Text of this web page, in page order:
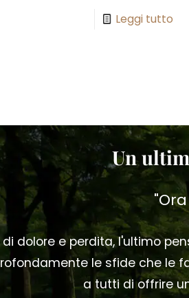
Leggi tutto
Un
dolore e perdita, l'ultimo
le sfide che le
a tutti di offrire